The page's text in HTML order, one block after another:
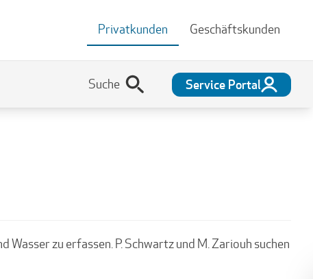
Privatkunden Geschäftskunden
Service Portal
zu erfassen. P. Schwartz und M. Zariouh suchen